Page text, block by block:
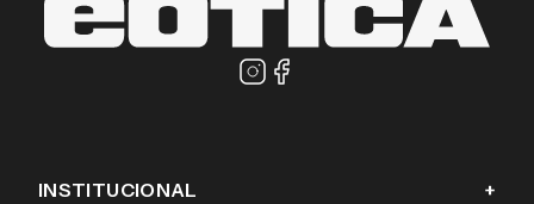
INSTITUCIONAL +